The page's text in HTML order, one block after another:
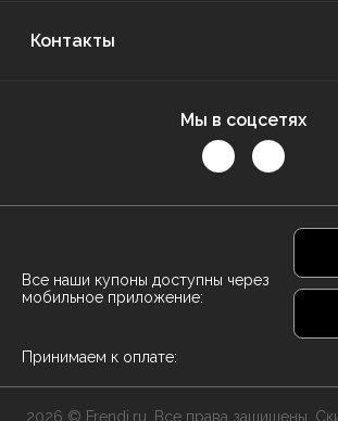
Контакты
Мы в соцсетях
Все наши купоны доступны через
мобильное приложение:
Принимаем к оплате:
2026 © Frendi.ru. Все права защищены.